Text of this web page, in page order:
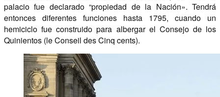
palacio fue declarado “propiedad de la Nación». Tendrá
entonces diferentes funciones hasta 1795, cuando un
hemiciclo fue construido para albergar el Consejo de los
Quinientos (le Conseil des Cinq cents).